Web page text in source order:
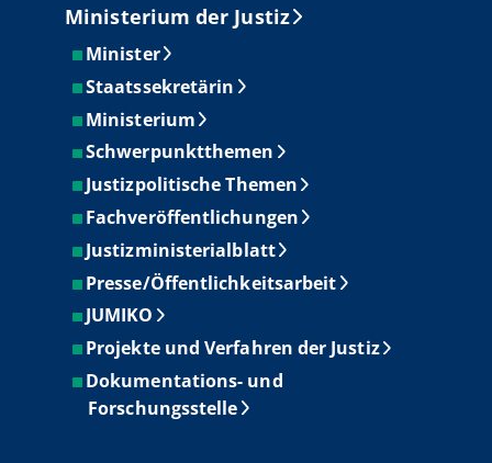
Ministerium der Justiz
Minister
Staatssekretärin
Ministerium
Schwerpunktthemen
Justizpolitische Themen
Fachveröffentlichungen
Justizministerialblatt
Presse/Öffentlichkeitsarbeit
JUMIKO
Projekte und Verfahren der Justiz
Dokumentations- und
Forschungsstelle